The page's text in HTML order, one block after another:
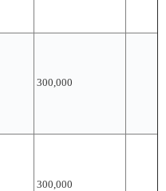
300,000
300,000